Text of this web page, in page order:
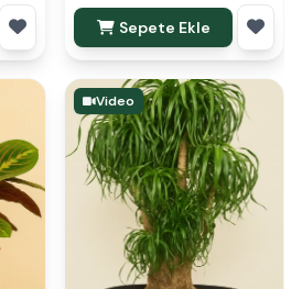
Sepete Ekle
Video